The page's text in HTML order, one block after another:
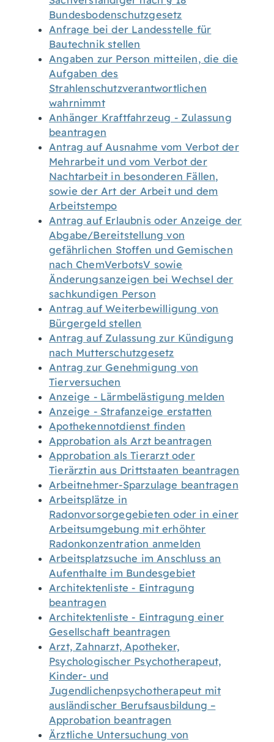
Bundesbodenschutzgesetz
Anfrage bei der Landesstelle für
Bautechnik stellen
Angaben zur Person mitteilen, die die
Aufgaben des
Strahlenschutzverantwortlichen
wahrnimmt
Anhänger Kraftfahrzeug - Zulassung
beantragen
Antrag auf Ausnahme vom Verbot der
Mehrarbeit und vom Verbot der
Nachtarbeit in besonderen Fällen,
sowie der Art der Arbeit und dem
Arbeitstempo
Antrag auf Erlaubnis oder Anzeige der
Abgabe/Bereitstellung von
gefährlichen Stoffen und Gemischen
nach ChemVerbotsV sowie
Änderungsanzeigen bei Wechsel der
sachkundigen Person
Antrag auf Weiterbewilligung von
Bürgergeld stellen
Antrag auf Zulassung zur Kündigung
nach Mutterschutzgesetz
Antrag zur Genehmigung von
Tierversuchen
Anzeige - Lärmbelästigung melden
Anzeige - Strafanzeige erstatten
Apothekennotdienst finden
Approbation als Arzt beantragen
Approbation als Tierarzt oder
Tierärztin aus Drittstaaten beantragen
Arbeitnehmer-Sparzulage beantragen
Arbeitsplätze in
Radonvorsorgegebieten oder in einer
Arbeitsumgebung mit erhöhter
Radonkonzentration anmelden
Arbeitsplatzsuche im Anschluss an
Aufenthalte im Bundesgebiet
Architektenliste - Eintragung
beantragen
Architektenliste - Eintragung einer
Gesellschaft beantragen
Arzt, Zahnarzt, Apotheker,
Psychologischer Psychotherapeut,
Kinder- und
Jugendlichenpsychotherapeut mit
ausländischer Berufsausbildung –
Approbation beantragen
Ärztliche Untersuchung von